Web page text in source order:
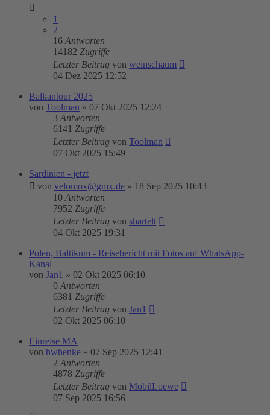
1
2
16 Antworten
14182 Zugriffe
Letzter Beitrag von weinschaum
04 Dez 2025 12:52
Balkantour 2025
von Toolman » 07 Okt 2025 12:24
3 Antworten
6141 Zugriffe
Letzter Beitrag von Toolman
07 Okt 2025 15:49
Sardinien - jetzt
von velomox@gmx.de » 18 Sep 2025 10:43
10 Antworten
7952 Zugriffe
Letzter Beitrag von shartelt
04 Okt 2025 19:31
Polen, Baltikum - Reisebericht mit Fotos auf WhatsApp-
Kanal
von Jan1 » 02 Okt 2025 06:10
0 Antworten
6381 Zugriffe
Letzter Beitrag von Jan1
02 Okt 2025 06:10
Einreise MA
von hwhenke » 07 Sep 2025 12:41
2 Antworten
4878 Zugriffe
Letzter Beitrag von MobilLoewe
07 Sep 2025 16:56